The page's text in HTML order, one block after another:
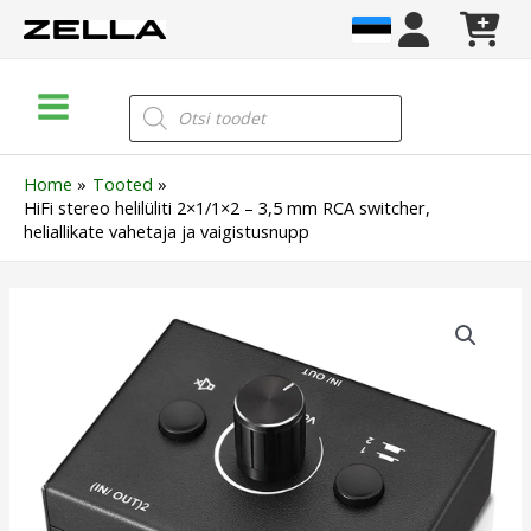
Menu
Products
search
Home
Tooted
HiFi stereo helilüliti 2×1/1×2 – 3,5 mm RCA switcher,
heliallikate vahetaja ja vaigistusnupp
mm
RCA